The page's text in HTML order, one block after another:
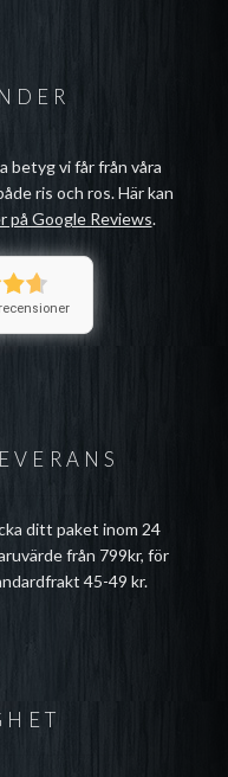
ditt paket inom 24
från 799kr, för
45-49 kr.
betyg vi får från våra
ris och ros. Här kan
på Google Reviews.